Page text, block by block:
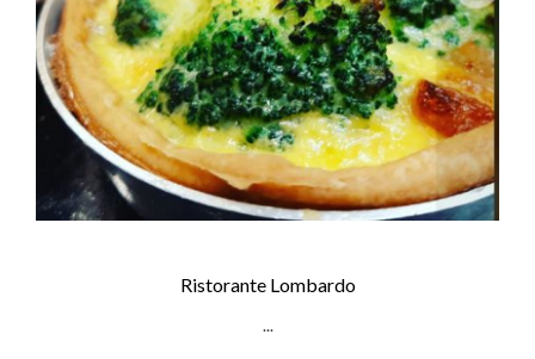
Ristorante Lombardo
...